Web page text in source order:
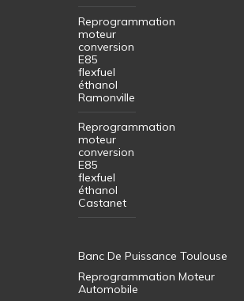
Reprogrammation
moteur
conversion
E85
flexfuel
éthanol
Ramonville
Reprogrammation
moteur
conversion
E85
flexfuel
éthanol
Castanet
Banc De Puissance Toulouse
Reprogrammation Moteur
Automobile